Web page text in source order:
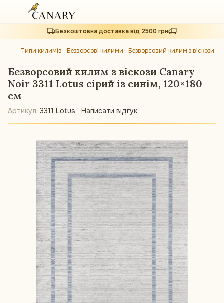
Безкоштовна доставка від 2500 грн
Типи килимів Безворсові килими Безворсовий килим з віскози
Безворсовий килим з віскози Canary
Noir 3311 Lotus сірий із синім, 120×180
см
Артикул: 3311 Lotus Написати відгук